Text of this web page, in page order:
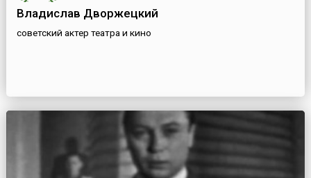
Владислав Дворжецкий
советский актер театра и кино